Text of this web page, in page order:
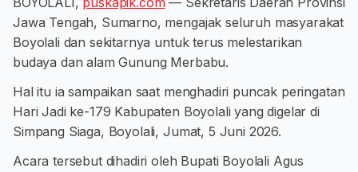
Jawa Tengah, Sumarno, mengajak seluruh masyarakat
Boyolali dan sekitarnya untuk terus melestarikan
budaya dan alam Gunung Merbabu.
Hal itu ia sampaikan saat menghadiri puncak peringatan
Hari Jadi ke-179 Kabupaten Boyolali yang digelar di
Simpang Siaga, Boyolali, Jumat, 5 Juni 2026.
Acara tersebut dihadiri oleh Bupati Boyolali Agus